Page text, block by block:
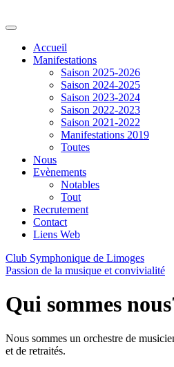
Accueil
Manifestations
Saison 2025-2026
Saison 2024-2025
Saison 2023-2024
Saison 2022-2023
Saison 2021-2022
Manifestations 2019
Toutes
Nous
Evènements
Notables
Tout
Recrutement
Contact
Liens Web
Club Symphonique de Limoges
Passion de la musique et convivialité
Qui sommes
Nous sommes un orchestre de
et de retraités.